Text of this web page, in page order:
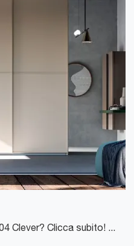
Cerchi un'armadiatura W23 04 Clever? Clicca subito! Gli armadi a muro con ante scorrevoli ti aspettano.